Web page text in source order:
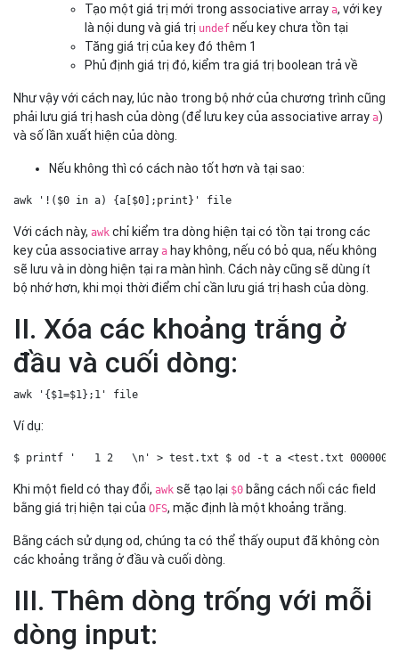
Tạo một giá trị mới trong associative array a, với key
là nội dung và giá trị undef nếu key chưa tồn tại
Tăng giá trị của key đó thêm 1
Phủ định giá trị đó, kiểm tra giá trị boolean trả về
Như vậy với cách nay, lúc nào trong bộ nhớ của chương trình cũng
phải lưu giá trị hash của dòng (để lưu key của associative array a)
và số lần xuất hiện của dòng.
Nếu không thì có cách nào tốt hơn và tại sao:
awk '!($0 in a) {a[$0];print}' file
Với cách này, awk chỉ kiểm tra dòng hiện tại có tồn tại trong các
key của associative array a hay không, nếu có bỏ qua, nếu không
sẽ lưu và in dòng hiện tại ra màn hình. Cách này cũng sẽ dùng ít
bộ nhớ hơn, khi mọi thời điểm chỉ cần lưu giá trị hash của dòng.
II. Xóa các khoảng trắng ở
đầu và cuối dòng:
awk '{$1=$1};1' file
Ví dụ:
$ printf '   1 2   \n' > test.txt $ od -t a <test.txt 0000000
Khi một field có thay đổi, awk sẽ tạo lại $0 bằng cách nối các field
bằng giá trị hiện tại của OFS, mặc định là một khoảng trắng.
Bằng cách sử dụng od, chúng ta có thể thấy ouput đã không còn
các khoảng trắng ở đầu và cuối dòng.
III. Thêm dòng trống với mỗi
dòng input: